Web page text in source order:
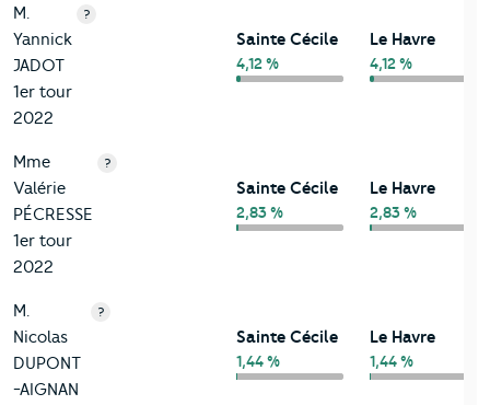
M.
Yannick
JADOT
1er tour
2022
?
Sainte Cécile
4,12 %
Le Havre
4,12 %
Mme
Valérie
PÉCRESSE
1er tour
2022
?
Sainte Cécile
2,83 %
Le Havre
2,83 %
M.
Nicolas
DUPONT
-AIGNAN
?
Sainte Cécile
1,44 %
Le Havre
1,44 %